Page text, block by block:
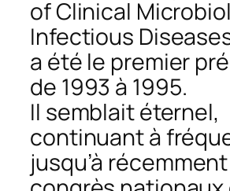
of Clinical
Infectious
a été le premier
de 1993 à 1995.
Il semblait éternel,
continuant à
jusqu’à